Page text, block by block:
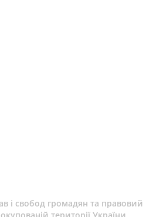
і свобод громадян та правовий